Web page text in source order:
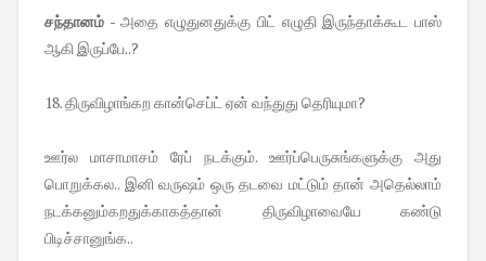
சந்தானம் - அதை எழுதுனதுக்கு பிட் எழுதி இருந்தாக்கூட பாஸ்
ஆகி இருப்பே..?
18. திருவிழாங்கற கான்செப்ட் ஏன் வந்துது தெரியுமா?
ஊர்ல மாசாமாசம் ரேப் நடக்கும். ஊர்ப்பெருசுங்களுக்கு அது
பொறுக்கல.. இனி வருஷம் ஒரு தடவை மட்டும் தான் அதெல்லாம்
நடக்கனும்கறதுக்காகத்தான் திருவிழாவையே கண்டு
பிடிச்சானுங்க..